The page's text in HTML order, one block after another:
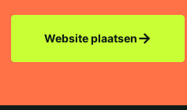
Website plaatsen→